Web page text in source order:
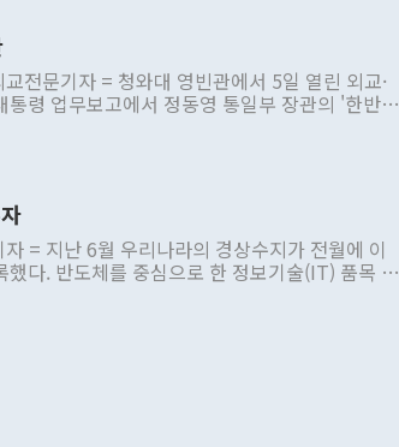
전문기자 = 청와대 영빈관에서 5일 열린 외교·
통령 업무보고에서 정동영 통일부 장관의 '한반도
거치지 않은 사안을 정책으로 추진하겠다고 공
실적 구상'이라는 비판을 내놨다. 그동안 정 장
물의를 빚은 적은 여러 번 있지만 대통령과 유
부정적 입장을 표명한 것은 이례적이다. 정 장
월권을 제어해야 한다는 목소리도 높아지고 있
= 지난 6월 우리나라의 경상수지가 전월에 이
했다. 반도체를 중심으로 한 정보기술(IT) 품목 수